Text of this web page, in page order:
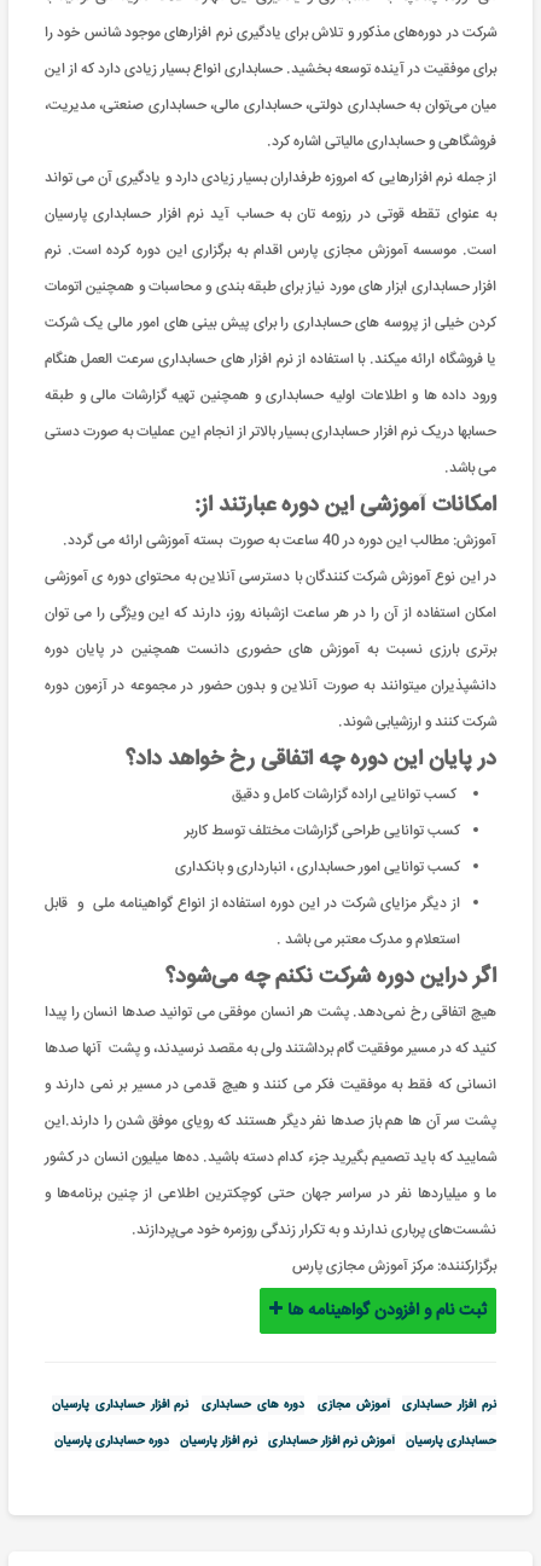
شرکت در دوره‌های مذکور و تلاش برای یادگیری نرم افزارهای موجود شانس خود را
برای موفقیت در آینده توسعه بخشید. حسابداری انواع بسیار زیادی دارد که از این
میان می‌توان به حسابداری دولتی، حسابداری مالی، حسابداری صنعتی، مدیریت،
فروشگاهی و حسابداری مالیاتی اشاره کرد.
از جمله نرم افزارهایی که امروزه طرفداران بسیار زیادی دارد و یادگیری آن می تواند
به عنوای تقطه قوتی در رزومه تان به حساب آید نرم افزار حسابداری پارسیان
است. موسسه آموزش مجازی پارس اقدام به برگزاری این دوره کرده است. نرم
افزار حسابداری ابزار های مورد نیاز برای طبقه بندی و محاسبات و همچنین اتومات
کردن خیلی از پروسه های حسابداری را برای پیش بینی های امور مالی یک شرکت
یا فروشگاه ارائه میکند. با استفاده از نرم افزار های حسابداری سرعت العمل هنگام
ورود داده ها و اطلاعات اولیه حسابداری و همچنین تهیه گزارشات مالی و طبقه
حسابها دریک نرم افزار حسابداری بسیار بالاتر از انجام این عملیات به صورت دستی
می باشد.
امکانات آموزشی این دوره عبارتند از:
آموزش: مطالب این دوره در 40 ساعت به صورت بسته آموزشی ارائه می گردد.
در این نوع آموزش شرکت کنندگان با دسترسی آنلاین به محتوای دوره ی آموزشی
امکان استفاده از آن را در هر ساعت ازشبانه روز، دارند که این ویژگی را می توان
برتری بارزی نسبت به آموزش های حضوری دانست همچنین در پایان دوره
دانشپذیران میتوانند به صورت آنلاین و بدون حضور در مجموعه در آزمون دوره
شرکت کنند و ارزشیابی شوند.
در پایان این دوره چه اتفاقی رخ خواهد داد؟
کسب توانایی اراده گزارشات کامل و دقیق
کسب توانایی طراحی گزارشات مختلف توسط کاربر
کسب توانایی امور حسابداری ، انبارداری و بانکداری
از دیگر مزایای شرکت در این دوره استفاده از انواع گواهینامه ملی و قابل
استعلام و مدرک معتبر می باشد .
اگر دراین دوره شرکت نکنم چه می‌شود؟
هیچ اتفاقی رخ نمی‌دهد. پشت هر انسان موفقی می توانید صدها انسان را پیدا
کنید که در مسیر موفقیت گام برداشتند ولی به مقصد نرسیدند، و پشت آنها صدها
انسانی که فقط به موفقیت فکر می کنند و هیچ قدمی در مسیر بر نمی دارند و
پشت سر آن ها هم باز صدها نفر دیگر هستند که رویای موفق شدن را دارند.این
شمایید که باید تصمیم بگیرید جزء کدام دسته باشید. ده‌ها میلیون‌ انسان در کشور
ما و میلیاردها نفر در سراسر جهان حتی کوچکترین اطلاعی از چنین برنامه‌ها و
نشست‌های پرباری ندارند و به تکرار زندگی روزمره خود می‌پردازند.
برگزارکننده: مرکز آموزش مجازی پارس
ثبت نام و افزودن گواهینامه ها
نرم افزار حسابداری آموزش مجازی دوره های حسابداری
نرم افزار حسابداری پارسیان
حسابداری پارسیان آموزش نرم افزار حسابداری نرم افزار پارسیان دوره حسابداری پارسیان